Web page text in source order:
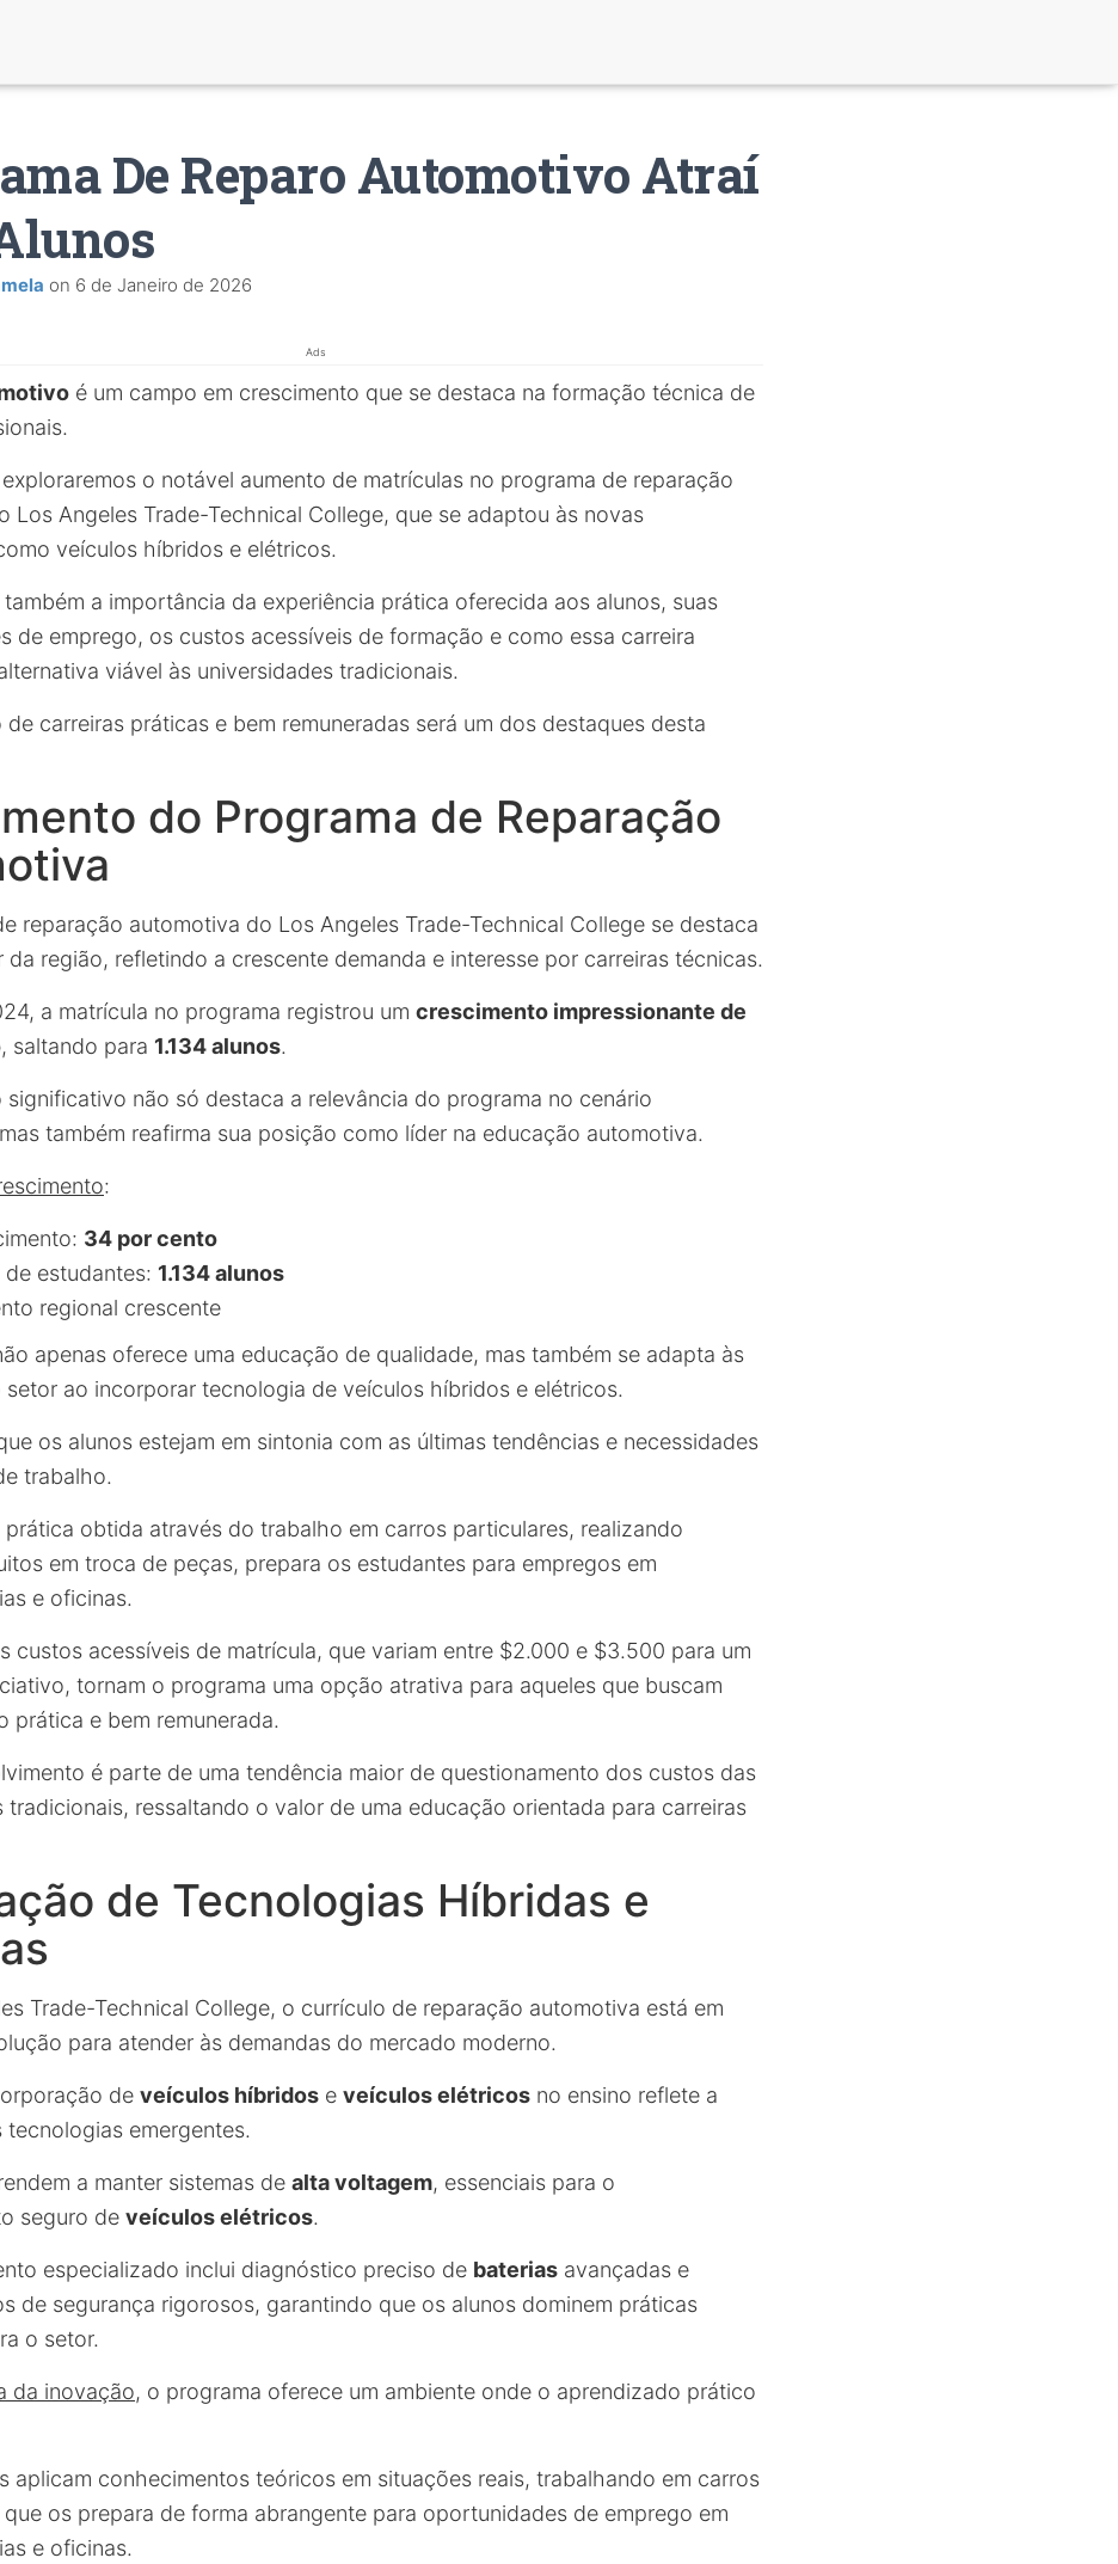
De Reparo Automotivo Atraí
on 6 de Janeiro de 2026
Ads
é um campo em crescimento que se destaca na formação técnica de
o notável aumento de matrículas no programa de reparação
Los Angeles Trade-Technical College, que se adaptou às novas
veículos híbridos e elétricos.
também a importância da experiência prática oferecida aos alunos, suas
de emprego, os custos acessíveis de formação e como essa carreira
viável às universidades tradicionais.
carreiras práticas e bem remuneradas será um dos destaques desta
do Programa de Reparação
reparação automotiva do Los Angeles Trade-Technical College se destaca
da região, refletindo a crescente demanda e interesse por carreiras técnicas.
a matrícula no programa registrou um crescimento impressionante de
, saltando para 1.134 alunos.
significativo não só destaca a relevância do programa no cenário
também reafirma sua posição como líder na educação automotiva.
:
34 por cento
estudantes: 1.134 alunos
regional crescente
apenas oferece uma educação de qualidade, mas também se adapta às
setor ao incorporar tecnologia de veículos híbridos e elétricos.
os alunos estejam em sintonia com as últimas tendências e necessidades
trabalho.
prática obtida através do trabalho em carros particulares, realizando
em troca de peças, prepara os estudantes para empregos em
e oficinas.
custos acessíveis de matrícula, que variam entre $2.000 e $3.500 para um
tornam o programa uma opção atrativa para aqueles que buscam
prática e bem remunerada.
é parte de uma tendência maior de questionamento dos custos das
tradicionais, ressaltando o valor de uma educação orientada para carreiras
de Tecnologias Híbridas e
Trade-Technical College, o currículo de reparação automotiva está em
para atender às demandas do mercado moderno.
de veículos híbridos e veículos elétricos no ensino reflete a
tecnologias emergentes.
a manter sistemas de alta voltagem, essenciais para o
seguro de veículos elétricos.
especializado inclui diagnóstico preciso de baterias avançadas e
de segurança rigorosos, garantindo que os alunos dominem práticas
o setor.
da inovação, o programa oferece um ambiente onde o aprendizado prático
aplicam conhecimentos teóricos em situações reais, trabalhando em carros
os prepara de forma abrangente para oportunidades de emprego em
e oficinas.